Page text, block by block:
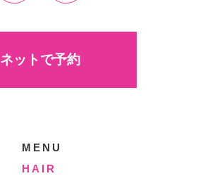
ネットで予約
MENU
HAIR